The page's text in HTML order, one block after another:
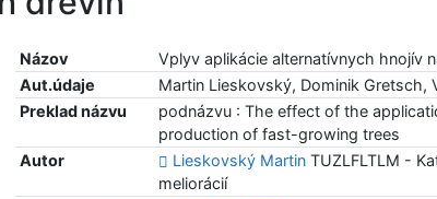
Názov
Vplyv aplikácie alternatívnych hnojív
Aut.údaje
Martin Lieskovský, Dominik Gretsch,
Preklad názvu
podnázvu : The effect of the
production of fast-growing trees
Autor
Lieskovský Martin TUZLFLTLM -
meliorácií